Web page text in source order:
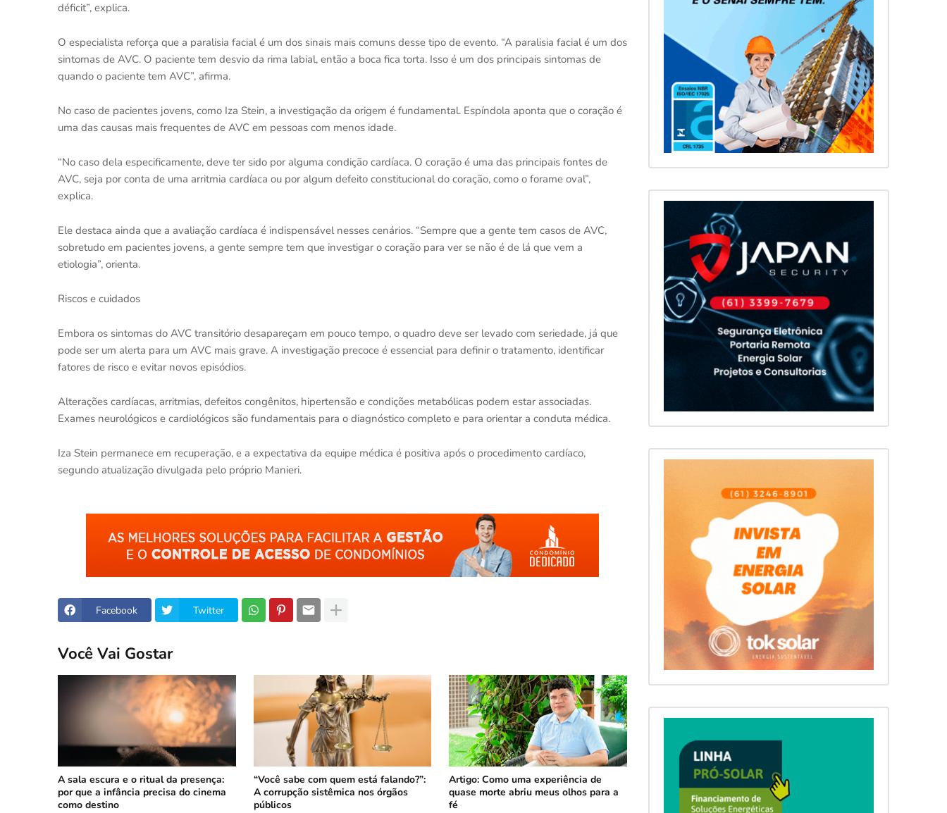
déficit”, explica.
O especialista reforça que a paralisia facial é um dos sinais mais comuns desse tipo de evento. “A paralisia facial é um dos
sintomas de AVC. O paciente tem desvio da rima labial, então a boca fica torta. Isso é um dos principais sintomas de
quando o paciente tem AVC”, afirma.
No caso de pacientes jovens, como Iza Stein, a investigação da origem é fundamental. Espíndola aponta que o coração é
uma das causas mais frequentes de AVC em pessoas com menos idade.
“No caso dela especificamente, deve ter sido por alguma condição cardíaca. O coração é uma das principais fontes de
AVC, seja por conta de uma arritmia cardíaca ou por algum defeito constitucional do coração, como o forame oval”,
explica.
Ele destaca ainda que a avaliação cardíaca é indispensável nesses cenários. “Sempre que a gente tem casos de AVC,
sobretudo em pacientes jovens, a gente sempre tem que investigar o coração para ver se não é de lá que vem a
etiologia”, orienta.
Riscos e cuidados
Embora os sintomas do AVC transitório desapareçam em pouco tempo, o quadro deve ser levado com seriedade, já que
pode ser um alerta para um AVC mais grave. A investigação precoce é essencial para definir o tratamento, identificar
fatores de risco e evitar novos episódios.
Alterações cardíacas, arritmias, defeitos congênitos, hipertensão e condições metabólicas podem estar associadas.
Exames neurológicos e cardiológicos são fundamentais para o diagnóstico completo e para orientar a conduta médica.
Iza Stein permanece em recuperação, e a expectativa da equipe médica é positiva após o procedimento cardíaco,
segundo atualização divulgada pelo próprio Manieri.
Facebook Twitter
Você Vai Gostar
A sala escura e o ritual da presença:
por que a infância precisa do cinema
como destino
“Você sabe com quem está falando?”:
A corrupção sistêmica nos órgãos
públicos
Artigo: Como uma experiência de
quase morte abriu meus olhos para a
fé